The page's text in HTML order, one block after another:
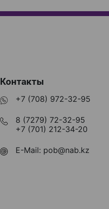
Контакты
+7 (708) 972-32-95
8 (7279) 72-32-95
+7 (701) 212-34-20
E-Mail: pob@nab.kz